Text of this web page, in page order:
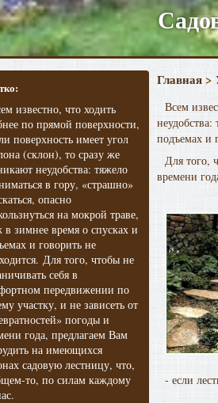
известно, что ходить
по прямой поверхности,
поверхность имеет угол
(склон), то сразу же
неудобства: тяжело
в гору, «страшно»
опасно
на мокрой траве,
в зимнее время о спусках и
и говорить не
Для того, чтобы не
себя в
передвижении по
участку, и не зависеть от
погоды и
года, предлагаем Вам
на имеющихся
садовую лестницу, что,
то, по силам каждому
Главная >
Всем
подъемах и
Для того,
времени
- если